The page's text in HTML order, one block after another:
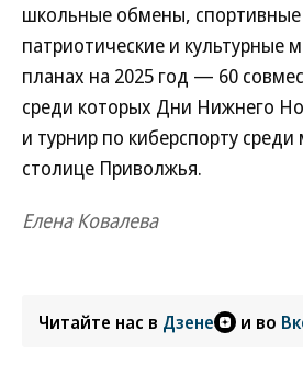
школьные обмены, спортивные
патриотические и культурные
планах на 2025 год — 60
среди которых Дни Нижнего
и турнир по киберспорту
столице Приволжья.
Елена Ковалева
Читайте нас в Дзене и во